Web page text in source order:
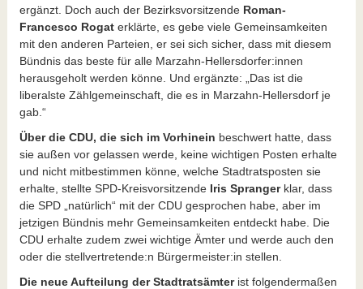
ergänzt. Doch auch der Bezirksvorsitzende Roman-
Francesco Rogaterklärte, es gebe viele Gemeinsamkeiten
mit den anderen Parteien, er sei sich sicher, dass mit diesem
Bündnis das beste für alle Marzahn-Hellersdorfer:innen
herausgeholt werden könne. Und ergänzte: „Das ist die
liberalste Zählgemeinschaft, die es in Marzahn-Hellersdorf je
gab.“
Über die CDU, die sich im Vorhinein beschwert hatte, dass
sie außen vor gelassen werde, keine wichtigen Posten erhalte
und nicht mitbestimmen könne, welche Stadtratsposten sie
erhalte, stellte SPD-Kreisvorsitzende Iris Sprangerklar, dass
die SPD „natürlich“ mit der CDU gesprochen habe, aber im
jetzigen Bündnis mehr Gemeinsamkeiten entdeckt habe. Die
CDU erhalte zudem zwei wichtige Ämter und werde auch den
oder die stellvertretende:n Bürgermeister:in stellen.
Die neue Aufteilung der Stadtratsämterist folgendermaßen